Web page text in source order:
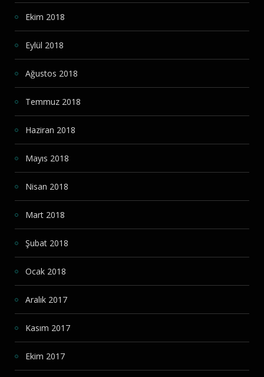
Ekim 2018
Eylül 2018
Ağustos 2018
Temmuz 2018
Haziran 2018
Mayıs 2018
Nisan 2018
Mart 2018
Şubat 2018
Ocak 2018
Aralık 2017
Kasım 2017
Ekim 2017